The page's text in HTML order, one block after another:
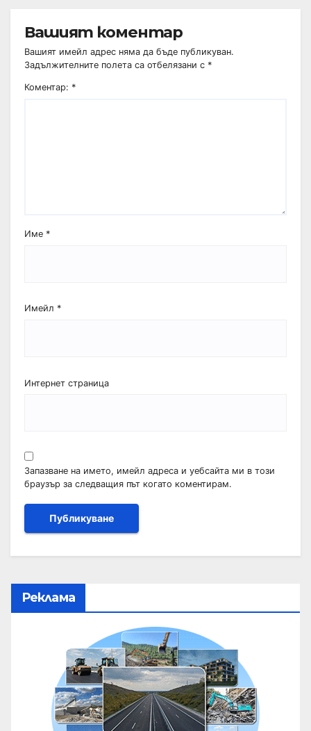
Вашият коментар
Вашият имейл адрес няма да бъде публикуван.
Задължителните полета са отбелязани с *
Коментар: *
Име *
Имейл *
Интернет страница
Запазване на името, имейл адреса и уебсайта ми в този
браузър за следващия път когато коментирам.
Реклама